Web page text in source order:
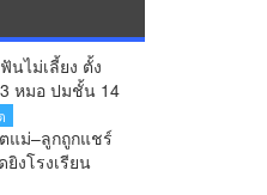
นไม่เลี้ยง ตั้ง
หมอ ปมชั้น 14
ลังศาลตัดสิน
แม่–ลูกถูกแชร์
งโรงเรียน
องจริง